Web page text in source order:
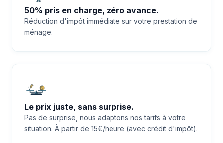
50% pris en charge, zéro avance.
Réduction d'impôt immédiate sur votre prestation de
ménage.
Le prix juste, sans surprise.
Pas de surprise, nous adaptons nos tarifs à votre
situation. À partir de 15€/heure (avec crédit d'impôt).